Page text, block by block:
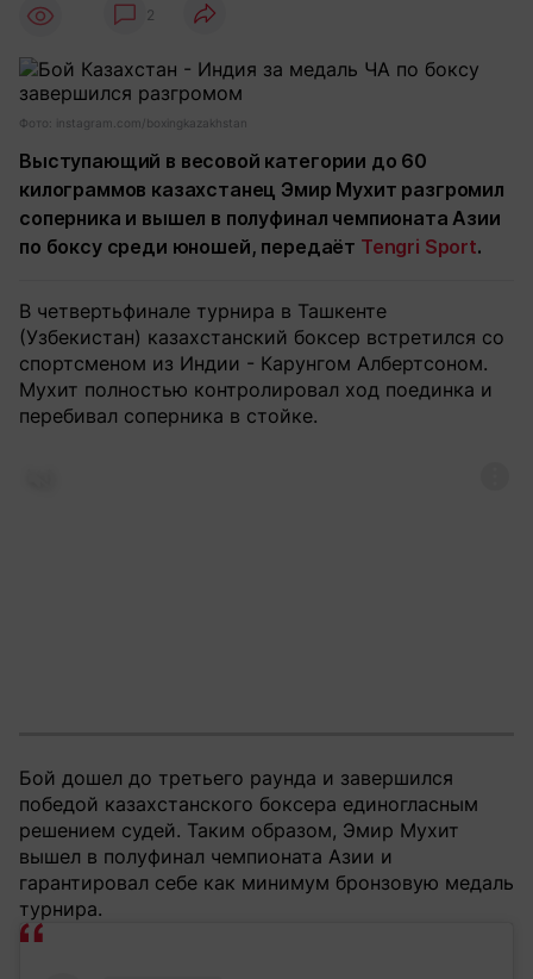
2
Фото: instagram.com/boxingkazakhstan
Выступающий в весовой категории до 60
килограммов казахстанец Эмир Мухит разгромил
соперника и вышел в полуфинал чемпионата Азии
по боксу среди юношей, передаёт Tengri Sport.
В четвертьфинале турнира в Ташкенте
(Узбекистан) казахстанский боксер встретился со
спортсменом из Индии - Карунгом Албертсоном.
Мухит полностью контролировал ход поединка и
перебивал соперника в стойке.
Бой дошел до третьего раунда и завершился
победой казахстанского боксера единогласным
решением судей. Таким образом, Эмир Мухит
вышел в полуфинал чемпионата Азии и
гарантировал себе как минимум бронзовую медаль
турнира.